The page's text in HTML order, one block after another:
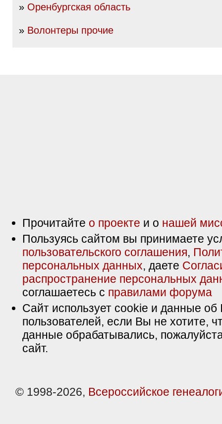
» Оренбургская область
» Волонтеры прочие
Прочитайте о проекте и о нашей
Пользуясь сайтом вы принимаете
пользовательского соглашения,
персональных данных, даете
распространение персональных
соглашаетесь с правилами форума
Сайт использует cookie и данные об
пользователей, если Вы не хотите,
данные обрабатывались,
сайт.
© 1998-2026, Всероссийское